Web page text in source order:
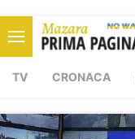
TV CRONACA